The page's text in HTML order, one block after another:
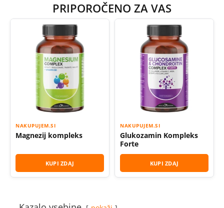
PRIPOROČENO ZA VAS
NAKUPUJEM.SI
Magnezij kompleks
KUPI ZDAJ
NAKUPUJEM.SI
Glukozamin Kompleks
Forte
KUPI ZDAJ